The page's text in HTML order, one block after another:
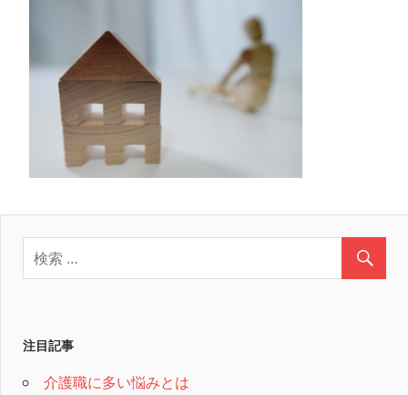
注目記事
介護職に多い悩みとは